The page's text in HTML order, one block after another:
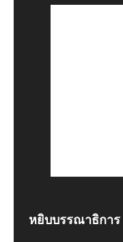
หยิบบรรณาธิการ